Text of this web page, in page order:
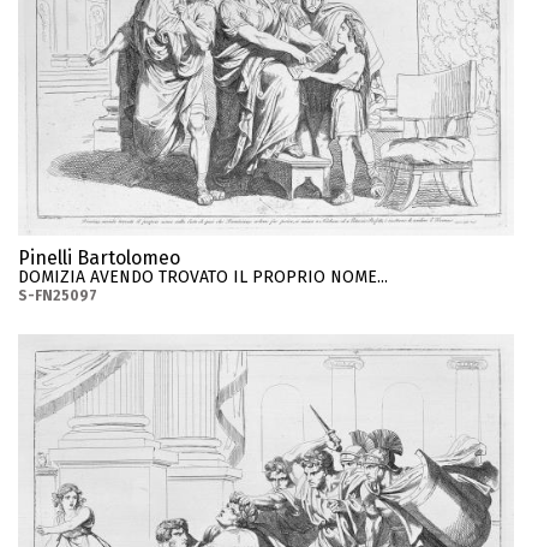
Pinelli Bartolomeo
DOMIZIA AVENDO TROVATO IL PROPRIO NOME...
S-FN25097